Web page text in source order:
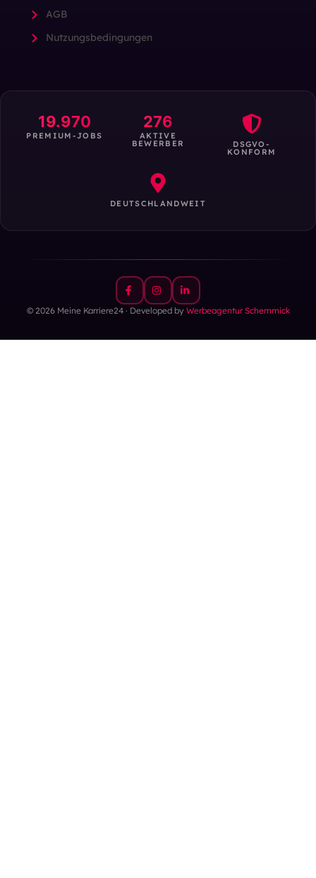
AGB
Nutzungsbedingungen
19.970
PREMIUM-JOBS
276
AKTIVE
BEWERBER DSGVO-
KONFORM
DEUTSCHLANDWEIT
© 2026 Meine Karriere24 · Developed by Werbeagentur Schemmick